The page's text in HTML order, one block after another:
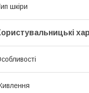
шкіри